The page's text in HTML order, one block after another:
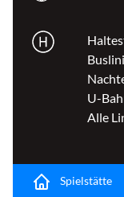
U-
Alle
Spielstätte